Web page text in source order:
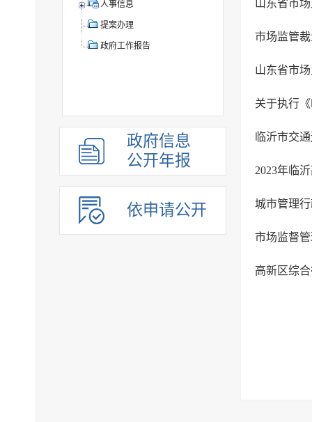
人事信息
提案办理
政府工作报告
政府信息
公开年报
依申请公开
山东省市
市场监管
山东省市
2023年临
城市管理
市场监督
高新区综